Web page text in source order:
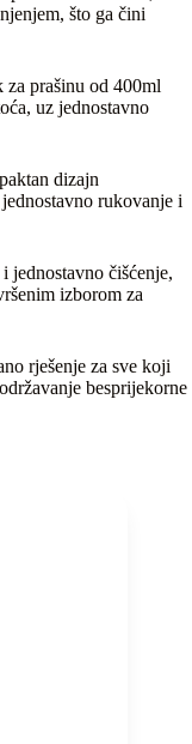
što ga čini
za prašinu od 400ml
uz jednostavno
dizajn
rukovanje i
jednostavno čišćenje,
izborom za
rješenje za sve koji
besprijekorne